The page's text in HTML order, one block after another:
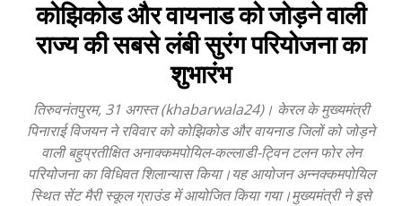
कोझिकोड और वायनाड को जोड़ने वाली
राज्य की सबसे लंबी सुरंग परियोजना का
शुभारंभ
तिरुवनंतपुरम, 31 अगस्त (khabarwala24)। केरल के मुख्यमंत्री
पिनाराई विजयन ने रविवार को कोझिकोड और वायनाड जिलों को जोड़ने
वाली बहुप्रतीक्षित अनाक्कमपोयिल-कल्लाडी-ट्विन टलन फोर लेन
परियोजना का विधिवत शिलान्यास किया।यह आयोजन अन्नक्कमपोयिल
स्थित सेंट मैरी स्कूल ग्राउंड में आयोजित किया गया।मुख्यमंत्री ने इसे